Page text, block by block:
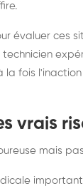
évaluer ces
technicien
la fois
vrais
mais